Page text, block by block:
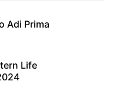
Adi Prima
Life